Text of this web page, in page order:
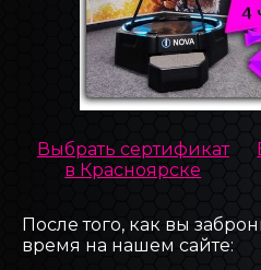
Выбрать сертификат
в Красноярске
После того, как вы
время на нашем сайте: